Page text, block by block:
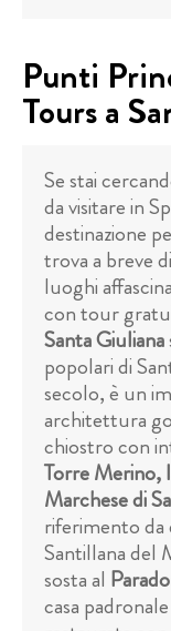
Punti
Tours a
Se stai
da visitare in
destinazione
trova a breve
luoghi
con tour
Santa Giuliana
popolari di
secolo, è un
architettura
chiostro con
Torre Merino,
Marchese di
riferimento da
Santillana del
sosta al
casa